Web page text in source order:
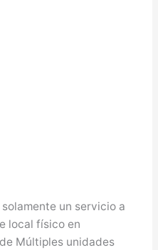
un servicio a
local físico en
Múltiples unidades